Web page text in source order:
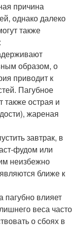
причина
однако далеко
также
образом, о
приводит к
Пагубное
острая и
жареная
завтрак, в
фудом или
неизбежно
ближе к
пагубно влияет
веса часто
о сбоях в